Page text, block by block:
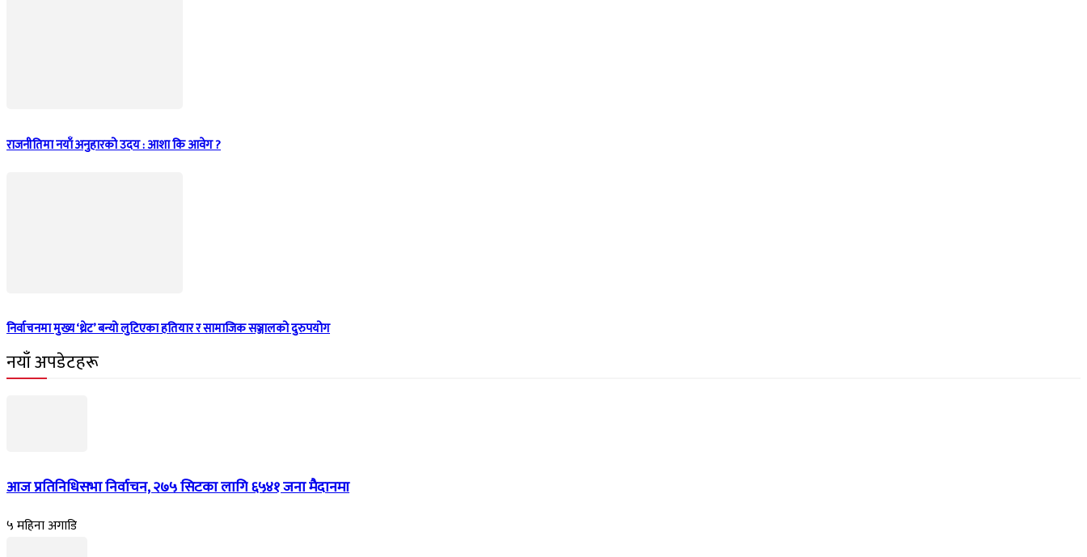
राजनीतिमा नयाँ अनुहारको उदय : आशा कि आवेग ?
निर्वाचनमा मुख्य ‘थ्रेट’ बन्यो लुटिएका हतियार र सामाजिक सञ्जालको दुरुपयोग
नयाँ अपडेटहरू
आज प्रतिनिधिसभा निर्वाचन, २७५ सिटका लागि ६५४१ जना मैदानमा
५ महिना अगाडि